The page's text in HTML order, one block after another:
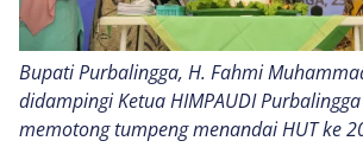
Bupati Purbalingga, H. Fahmi
didampingi Ketua HIMPAUDI
memotong tumpeng menandai HUT ke